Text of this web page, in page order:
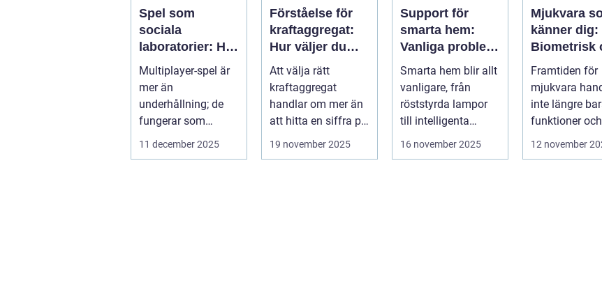
Spel som
sociala
laboratorier: Hur
multiplayer-spel
speglar
mänskligt
beteende
Multiplayer-spel är
mer än
underhållning; de
fungerar som
sociala laboratorier
11 december 2025
Förståelse för
kraftaggregat:
Hur väljer du
rätt watt?
Att välja rätt
kraftaggregat
handlar om mer än
att hitta en siffra på
19 november 2025
Support för
smarta hem:
Vanliga problem
med IoT-enheter
Smarta hem blir allt
vanligare, från
röststyrda lampor
till intelligenta
termostater och ...
16 november 2025
Mjukvara
känner dig:
Biometrisk
Framtiden för
mjukvara
inte längre
funktioner och
12 november